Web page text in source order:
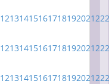
1213141516171819202122
1213141516171819202122
1213141516171819202122